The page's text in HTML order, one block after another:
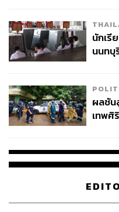
นักเรี
นนทบุ
ผลชัน
เทพศิ